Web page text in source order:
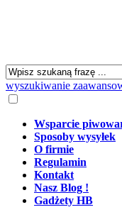
wyszukiwanie
Wsparcie
Sposoby wysyłek
O firmie
Regulamin
Kontakt
Nasz Blog !
Gadżety HB